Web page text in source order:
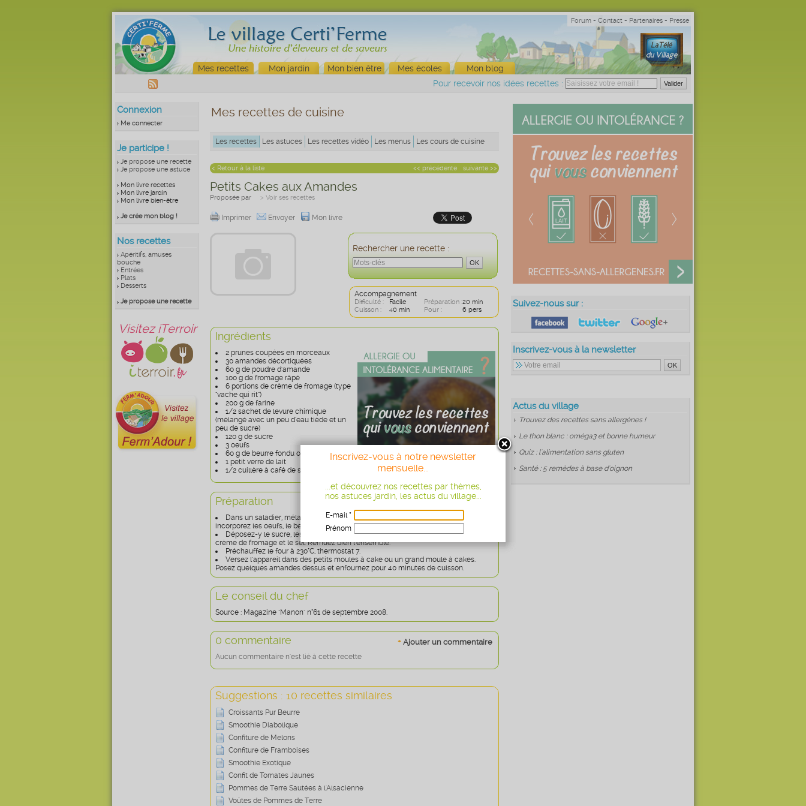
Forum - Contact - Partenaires - Presse
Mes recettes Mon jardin Mon bien être Mes écoles
Mon blog
Pour recevoir nos idées recettes :
Connexion
Me connecter
Je participe !
Je propose une recette
Je propose une astuce
Mon livre recettes
Mon livre jardin
Mon livre bien-être
Je crée mon blog !
Nos recettes
Apéritifs, amuses
bouche
Entrées
Plats
Desserts
Je propose une recette
Visitez iTerroir
Suivez-nous sur :
Inscrivez-vous à la newsletter
Actus du village
Trouvez des recettes sans allergènes !
Le thon blanc : oméga3 et bonne humeur
Quiz : l'alimentation sans gluten
Santé : 5 remèdes à base d'oignon
Mes recettes de cuisine
Les recettes Les astuces Les recettes vidéo Les menus Les cours de cuisine
suivante >>
<< précédente
< Retour à la liste
Petits Cakes aux Amandes
Proposée par > Voir ses recettes
Imprimer Envoyer Mon livre
Rechercher une recette :
Accompagnement
Difficulté : Facile Préparation :20 min
Cuisson :
40 min Pour : 6 pers
Ingrédients
2 prunes coupées en morceaux
30 amandes décortiquées
60 g de poudre d'amande
100 g de fromage râpé
6 portions de crème de fromage (type
"vache qui rit")
200 g de farine
1/2 sachet de levure chimique
(mélangé avec un peu d'eau tiède et un
peu de sucre)
120 g de sucre
3 oeufs
60 g de beurre fondu ou d'huile
1 petit verre de lait
1/2 cuillère à café de sel
Préparation
Dans un saladier, mélangez la farine, la poudre d'amande et la levure, puis
incorporez les oeufs, le beurre et le lait.
Déposez-y le sucre, les morceaux de prunes, le fromage râpé, les portions de
crème de fromage et le sel. Remuez bien l'ensemble.
Préchauffez le four à 230°C, thermostat 7.
Versez l'appareil dans des petits moules à cake ou un grand moule à cakes.
Posez quelques amandes dessus et enfournez pour 40 minutes de cuisson.
Le conseil du chef
Source : Magazine "Manon" n°61 de septembre 2008.
+ Ajouter un commentaire
0 commentaire
Aucun commentaire n'est lié à cette recette
Suggestions : 10 recettes similaires
Croissants Pur Beurre
Smoothie Diabolique
Confiture de Melons
Confiture de Framboises
Smoothie Exotique
Confit de Tomates Jaunes
Pommes de Terre Sautées à l'Alsacienne
Voûtes de Pommes de Terre
Inscrivez-vous à notre newsletter
mensuelle...
...et découvrez nos recettes par thèmes,
nos astuces jardin, les actus du village...
E-mail *
Prénom
Age
* obligatoire